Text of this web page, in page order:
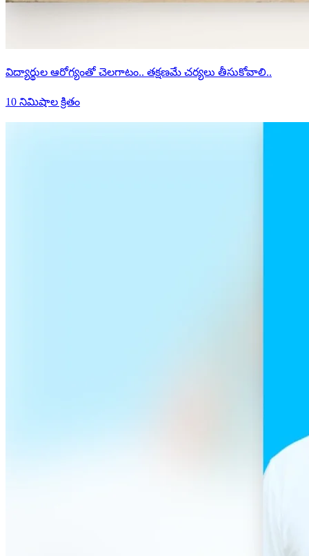
విద్యార్థుల ఆరోగ్యంతో చెలగాటం.. తక్షణమే చర్యలు తీసుకోవాలి..
10 నిమిషాల క్రితం